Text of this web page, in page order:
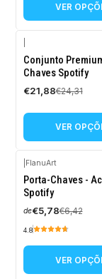
VER
-10%
DESCONTO
Conjunto
Chaves Spotify
€21,88€24,31
VER
-10%
DESCONTO
FlanuArt
Porta-Chaves -
Spotify
de€5,78€6,42
4.8
VER